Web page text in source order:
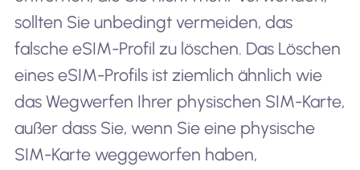
sollten Sie unbedingt vermeiden, das
falsche eSIM-Profil zu löschen. Das Löschen
eines eSIM-Profils ist ziemlich ähnlich wie
das Wegwerfen Ihrer physischen SIM-Karte,
außer dass Sie, wenn Sie eine physische
SIM-Karte weggeworfen haben,